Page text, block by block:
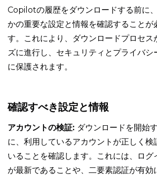
Copilotの履歴をダウンロードする前に
かの重要な設定と情報を確認することが
す。これにより、ダウンロードプロセス
ズに進行し、セキュリティとプライバシ
に保護されます。
確認すべき設定と情報
アカウントの検証: ダウンロードを開始
に、利用しているアカウントが正しく検
いることを確認します。これには、ログ
が最新であることや、二要素認証が有効